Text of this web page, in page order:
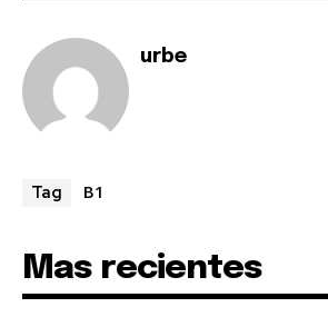
urbe
Tag B1
Mas recientes